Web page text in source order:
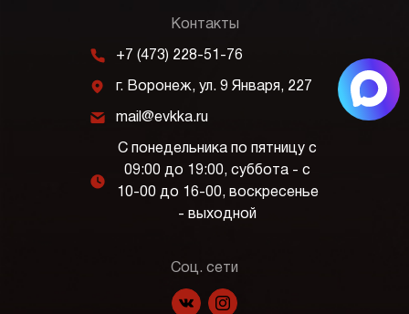
Контакты
m +7 (473) 228-51-76
j г. Воронеж, ул. 9 Января, 227
k mail@evkka.ru
l
С понедельника по пятницу с
09:00 до 19:00, суббота - с
10-00 до 16-00, воскресенье
- выходной
Соц. сети
f p